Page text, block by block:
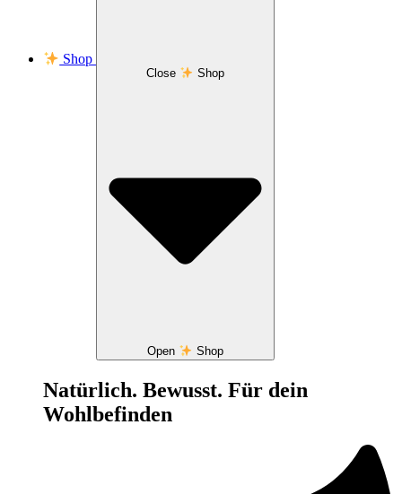
Shop
Close Shop
Open Shop
Natürlich. Bewusst. Für dein
Wohlbefinden